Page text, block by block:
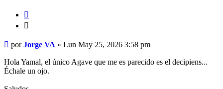
Mensaje
porJorge VA » Lun May 25, 2026 3:58 pm
Hola Yamal, el único Agave que me es parecido es el decipiens...
Échale un ojo.